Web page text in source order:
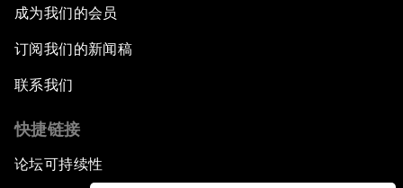
成为我们的会员
订阅我们的新闻稿
联系我们
快捷链接
论坛可持续性